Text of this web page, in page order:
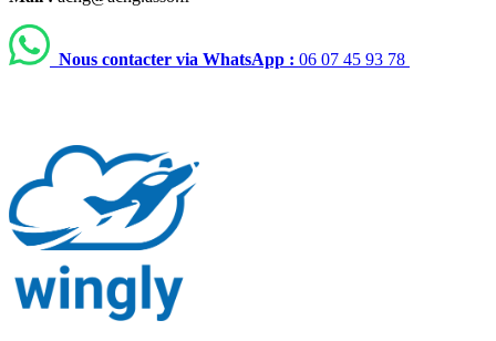
Nous contacter via WhatsApp : 06 07 45 93 78